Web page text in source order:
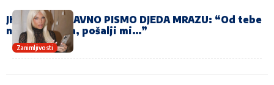
Zanimljivosti
JK NAPISALA JAVNO PISMO DJEDA MRAZU: “Od tebe
ne želim ništa, pošalji mi…”